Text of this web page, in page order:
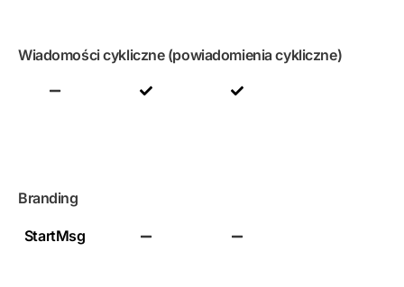
Wiadomości cykliczne (powiadomienia cykliczne)
Branding
StartMsg